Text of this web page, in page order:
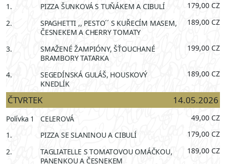
1.
PIZZA ŠUNKOVÁ S TUŇÁKEM A CIBULÍ
179,00 CZ
2.
SPAGHETTI ,, PESTO´´ S KUŘECÍM MASEM,
ČESNEKEM A CHERRY TOMATY
189,00 CZ
3.
SMAŽENÉ ŽAMPIÓNY, ŠŤOUCHANÉ
BRAMBORY TATARKA
199,00 CZ
4.
SEGEDÍNSKÁ GULÁŠ, HOUSKOVÝ
KNEDLÍK
189,00 CZ
ČTVRTEK 14.05.2026
Polívka 1 CELEROVÁ
49,00 CZ
1.
PIZZA SE SLANINOU A CIBULÍ
179,00 CZ
2.
TAGLIATELLE S TOMATOVOU OMÁČKOU,
PANENKOU A ČESNEKEM
189,00 CZ